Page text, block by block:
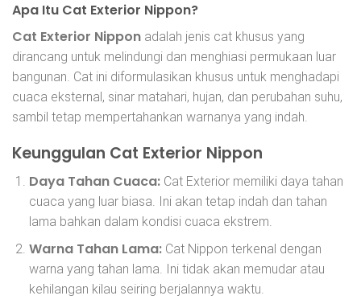
Apa Itu Cat Exterior Nippon?
Cat Exterior Nippon adalah jenis cat khusus yang
dirancang untuk melindungi dan menghiasi permukaan luar
bangunan. Cat ini diformulasikan khusus untuk menghadapi
cuaca eksternal, sinar matahari, hujan, dan perubahan suhu,
sambil tetap mempertahankan warnanya yang indah.
Keunggulan Cat Exterior Nippon
Daya Tahan Cuaca:Cat Exterior memiliki daya tahan
cuaca yang luar biasa. Ini akan tetap indah dan tahan
lama bahkan dalam kondisi cuaca ekstrem.
Warna Tahan Lama:Cat Nippon terkenal dengan
warna yang tahan lama. Ini tidak akan memudar atau
kehilangan kilau seiring berjalannya waktu.